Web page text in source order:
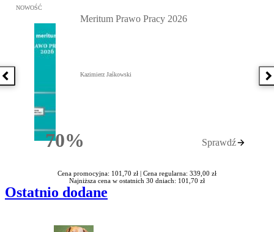
Poprzednia książka
Przejdź do: Meritum Prawo Pracy 2026, Kazimierz Jaśkowski -
NOWOŚĆ
70%Rabatu
Meritum Prawo Pracy 2026
Kazimierz Jaśkowski
Sprawdź
Cena promocyjna: 101,70 zł | Cena regularna: 339,00 zł
Najniższa cena w ostatnich 30 dniach: 101,70 zł
Ostatnio dodane